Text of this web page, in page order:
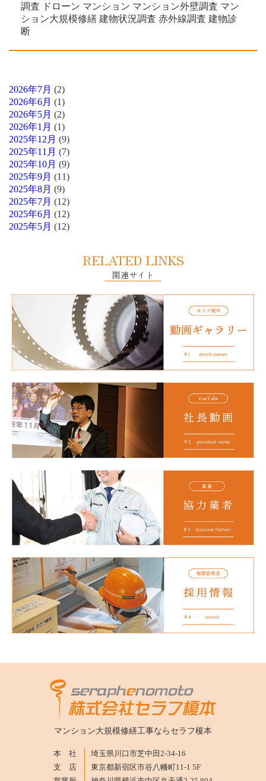
調査 ドローン マンション マンション外壁調査 マン
ション大規模修繕 建物状況調査 赤外線調査 建物診
断
2026年7月 (2)
2026年6月 (1)
2026年5月 (2)
2026年1月 (1)
2025年12月 (9)
2025年11月 (7)
2025年10月 (9)
2025年9月 (11)
2025年8月 (9)
2025年7月 (12)
2025年6月 (12)
2025年5月 (12)
RELATED LINKS
関連サイト
マンション大規模修繕工事なら セラフ榎本
本 社
埼玉県川口市芝中田2-34-16
支 店
東京都新宿区市谷八幡町11-1 5F